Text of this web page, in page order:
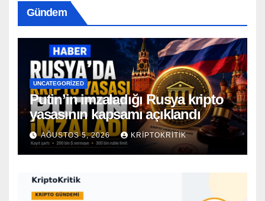
Gündem
UNCATEGORIZED
Putin’in imzaladığı Rusya kripto
yasasının kapsamı açıklandı
AĞUSTOS 5, 2026 KRIPTOKRITIK